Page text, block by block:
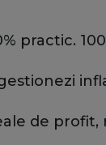
practic.
de